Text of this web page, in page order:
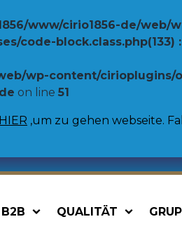
www/cirio1856-de/web/
code-block.class.php(133)
wp-content/cirioplugins/
on line 51
,um zu gehen webseite.
Gemüse
B2B QUALITÄT